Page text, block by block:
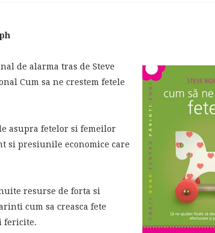
de alarma tras de Steve
Cum sa ne crestem fetele
asupra fetelor si femeilor
si presiunile economice care
resurse de forta si
cum sa creasca fete
fericite.